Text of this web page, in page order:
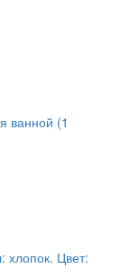
ванной (1
хлопок. Цвет: